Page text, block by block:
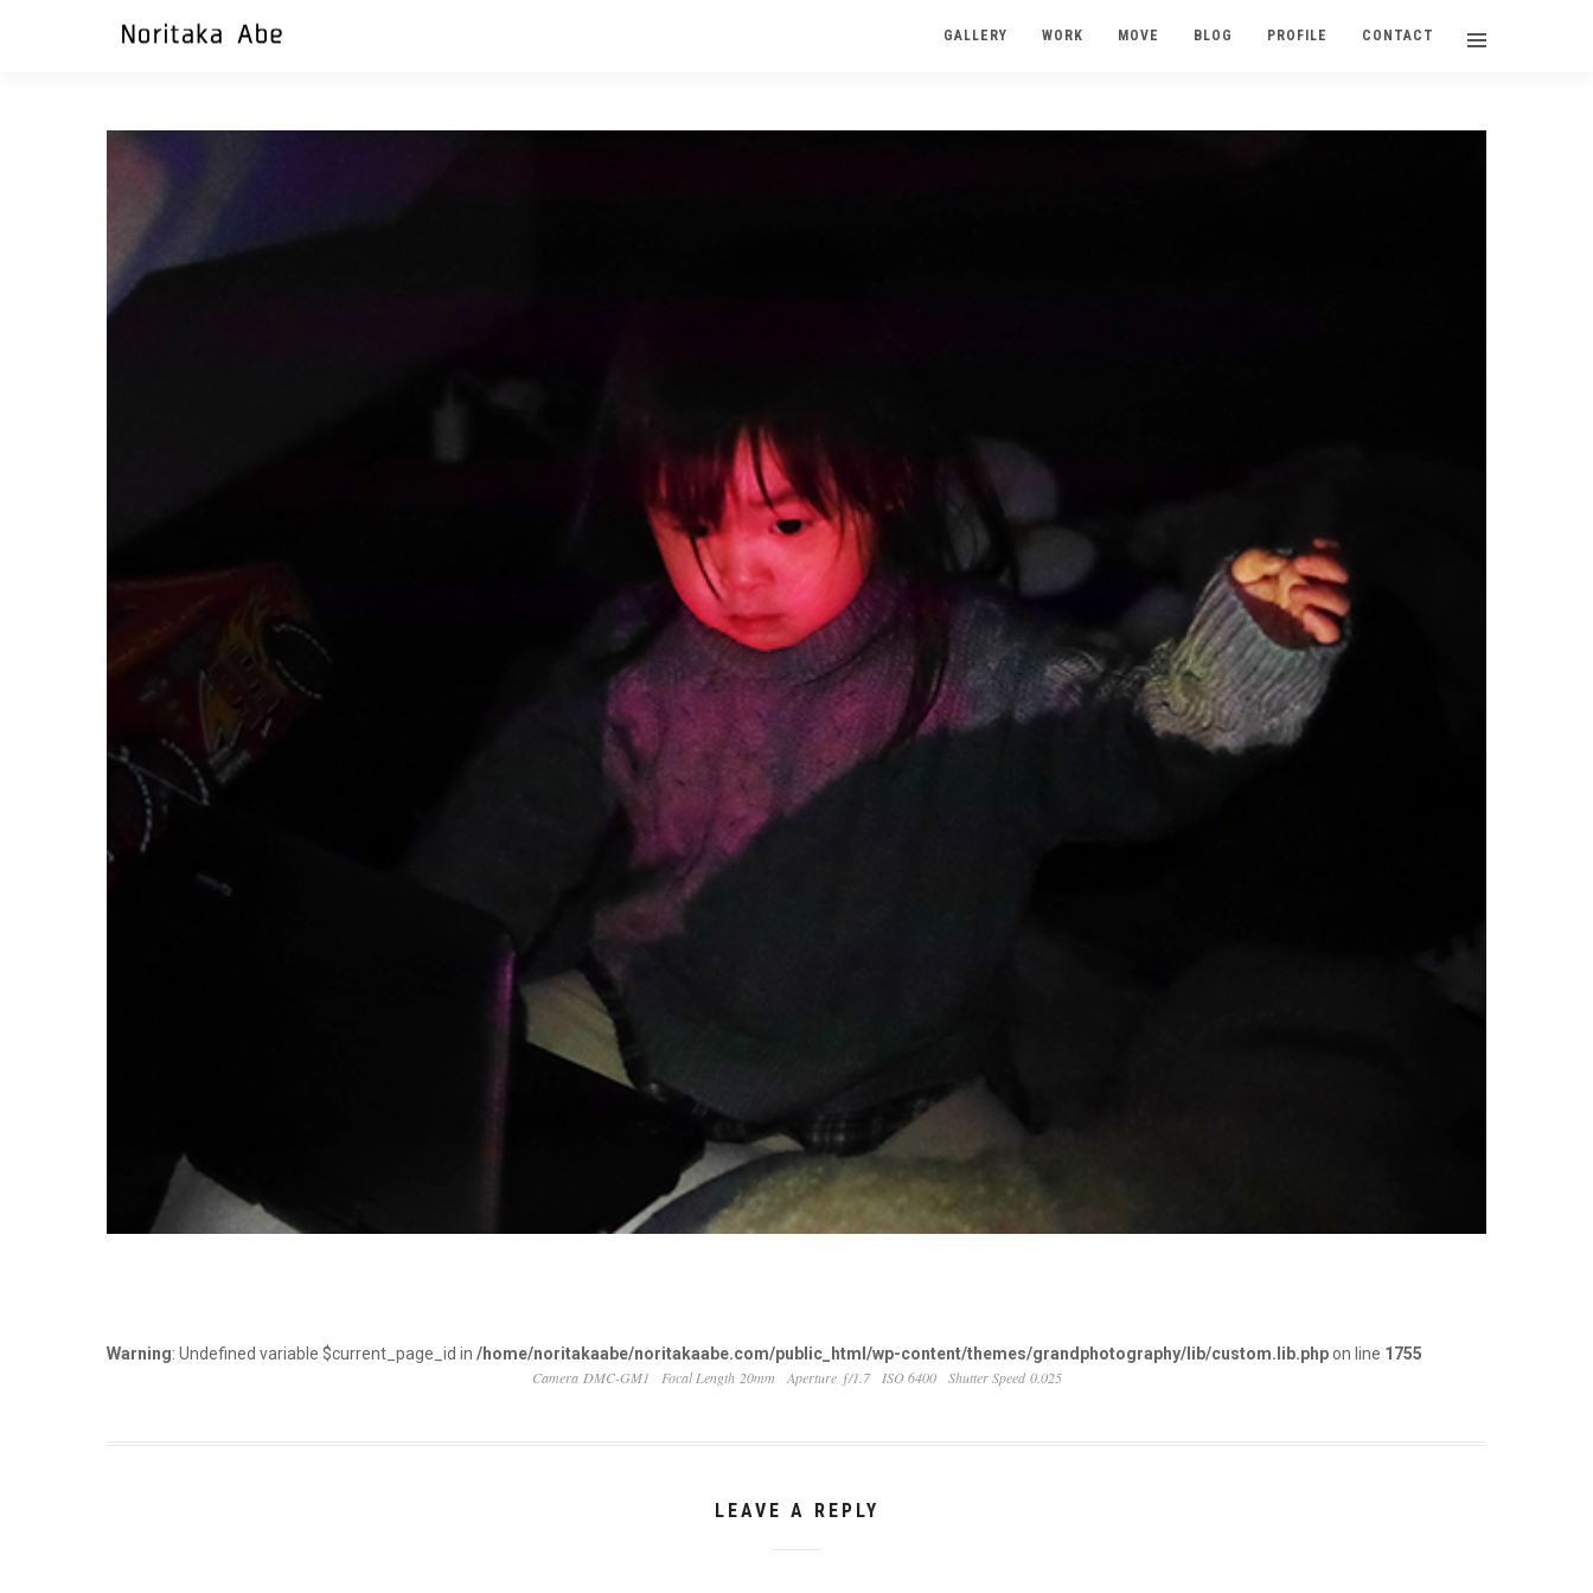
GALLERY WORK MOVE BLOG PROFILE CONTACT
Warning: Undefined variable $current_page_id in /home/noritakaabe/noritakaabe.com/public_html/wp-content/themes/grandphotography/lib/custom.lib.phpon line 1755
Camera DMC-GM1
Focal Length 20mm Aperture ƒ/1.7 ISO 6400 Shutter Speed 0.025
LEAVE A REPLY